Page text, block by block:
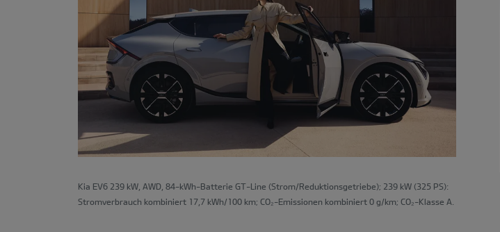
Kia EV6 239 kW, AWD, 84-kWh-Batterie GT-Line (Strom/Reduktionsgetriebe); 239 kW (325 PS):
Stromverbrauch kombiniert 17,7 kWh/100 km; CO₂-Emissionen kombiniert 0 g/km; CO₂-Klasse A.